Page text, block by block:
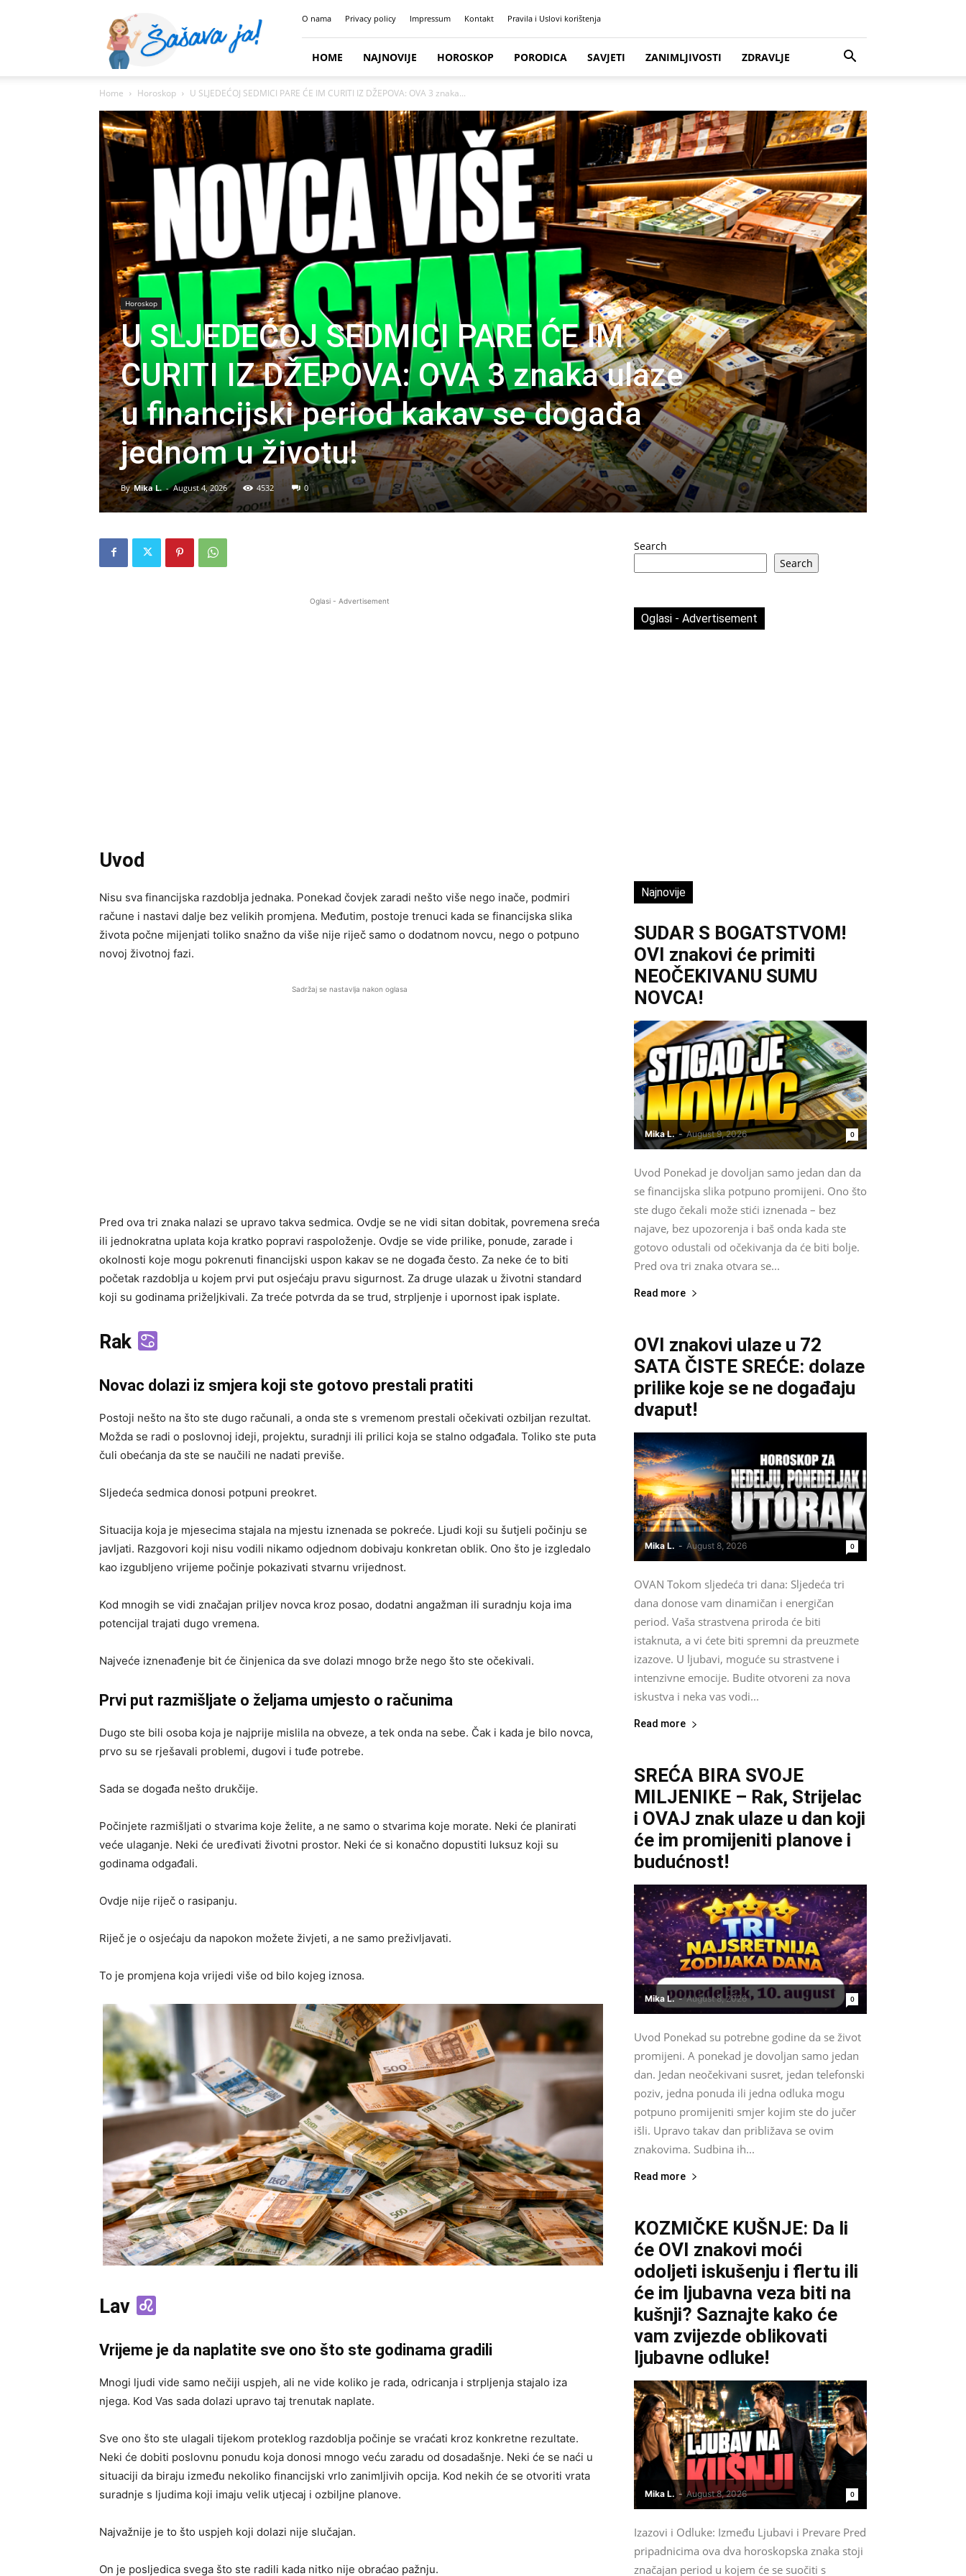
Ja
O nama Privacy policy Impressum Kontakt Pravila i Uslovi korištenja
HOME NAJNOVIJE HOROSKOP PORODICA SAVJETI ZANIMLJIVOSTI ZDRAVLJE
Home Horoskop U SLJEDEĆOJ SEDMICI PARE ĆE IM CURITI IZ DŽEPOVA: OVA 3 znaka...
Horoskop
U SLJEDEĆOJ SEDMICI PARE ĆE IM
CURITI IZ DŽEPOVA: OVA 3 znaka ulaze
u financijski period kakav se događa
jednom u životu!
By Mika L. - August 4, 2026 4532 0
Oglasi - Advertisement
Uvod
Nisu sva financijska razdoblja jednaka. Ponekad čovjek zaradi nešto više nego inače, podmiri
račune i nastavi dalje bez velikih promjena. Međutim, postoje trenuci kada se financijska slika
života počne mijenjati toliko snažno da više nije riječ samo o dodatnom novcu, nego o potpuno
novoj životnoj fazi.
Sadržaj se nastavlja nakon oglasa
Pred ova tri znaka nalazi se upravo takva sedmica. Ovdje se ne vidi sitan dobitak, povremena sreća
ili jednokratna uplata koja kratko popravi raspoloženje. Ovdje se vide prilike, ponude, zarade i
okolnosti koje mogu pokrenuti financijski uspon kakav se ne događa često. Za neke će to biti
početak razdoblja u kojem prvi put osjećaju pravu sigurnost. Za druge ulazak u životni standard
koji su godinama priželjkivali. Za treće potvrda da se trud, strpljenje i upornost ipak isplate.
Rak
Novac dolazi iz smjera koji ste gotovo prestali pratiti
Postoji nešto na što ste dugo računali, a onda ste s vremenom prestali očekivati ozbiljan rezultat.
Možda se radi o poslovnoj ideji, projektu, suradnji ili prilici koja se stalno odgađala. Toliko ste puta
čuli obećanja da ste se naučili ne nadati previše.
Sljedeća sedmica donosi potpuni preokret.
Situacija koja je mjesecima stajala na mjestu iznenada se pokreće. Ljudi koji su šutjeli počinju se
javljati. Razgovori koji nisu vodili nikamo odjednom dobivaju konkretan oblik. Ono što je izgledalo
kao izgubljeno vrijeme počinje pokazivati stvarnu vrijednost.
Kod mnogih se vidi značajan priljev novca kroz posao, dodatni angažman ili suradnju koja ima
potencijal trajati dugo vremena.
Najveće iznenađenje bit će činjenica da sve dolazi mnogo brže nego što ste očekivali.
Prvi put razmišljate o željama umjesto o računima
Dugo ste bili osoba koja je najprije mislila na obveze, a tek onda na sebe. Čak i kada je bilo novca,
prvo su se rješavali problemi, dugovi i tuđe potrebe.
Sada se događa nešto drukčije.
Počinjete razmišljati o stvarima koje želite, a ne samo o stvarima koje morate. Neki će planirati
veće ulaganje. Neki će uređivati životni prostor. Neki će si konačno dopustiti luksuz koji su
godinama odgađali.
Ovdje nije riječ o rasipanju.
Riječ je o osjećaju da napokon možete živjeti, a ne samo preživljavati.
To je promjena koja vrijedi više od bilo kojeg iznosa.
Lav
Vrijeme je da naplatite sve ono što ste godinama gradili
Mnogi ljudi vide samo nečiji uspjeh, ali ne vide koliko je rada, odricanja i strpljenja stajalo iza
njega. Kod Vas sada dolazi upravo taj trenutak naplate.
Sve ono što ste ulagali tijekom proteklog razdoblja počinje se vraćati kroz konkretne rezultate.
Neki će dobiti poslovnu ponudu koja donosi mnogo veću zaradu od dosadašnje. Neki će se naći u
situaciji da biraju između nekoliko financijski vrlo zanimljivih opcija. Kod nekih će se otvoriti vrata
suradnje s ljudima koji imaju velik utjecaj i ozbiljne planove.
Najvažnije je to što uspjeh koji dolazi nije slučajan.
On je posljedica svega što ste radili kada nitko nije obraćao pažnju.
Search
Search
Oglasi - Advertisement
Najnovije
SUDAR S BOGATSTVOM!
OVI znakovi će primiti
NEOČEKIVANU SUMU
NOVCA!
Mika L. - August 9, 2026 0
Uvod Ponekad je dovoljan samo jedan dan da
se financijska slika potpuno promijeni. Ono što
ste dugo čekali može stići iznenada – bez
najave, bez upozorenja i baš onda kada ste
gotovo odustali od očekivanja da će biti bolje.
Pred ova tri znaka otvara se...
Read more
OVI znakovi ulaze u 72
SATA ČISTE SREĆE: dolaze
prilike koje se ne događaju
dvaput!
Mika L. - August 8, 2026 0
OVAN Tokom sljedeća tri dana: Sljedeća tri
dana donose vam dinamičan i energičan
period. Vaša strastvena priroda će biti
istaknuta, a vi ćete biti spremni da preuzmete
izazove. U ljubavi, moguće su strastvene i
intenzivne emocije. Budite otvoreni za nova
iskustva i neka vas vodi...
Read more
SREĆA BIRA SVOJE
MILJENIKE – Rak, Strijelac
i OVAJ znak ulaze u dan koji
će im promijeniti planove i
budućnost!
Mika L. - August 8, 2026 0
Uvod Ponekad su potrebne godine da se život
promijeni. A ponekad je dovoljan samo jedan
dan. Jedan neočekivani susret, jedan telefonski
poziv, jedna ponuda ili jedna odluka mogu
potpuno promijeniti smjer kojim ste do jučer
išli. Upravo takav dan približava se ovim
znakovima. Sudbina ih...
Read more
KOZMIČKE KUŠNJE: Da li
će OVI znakovi moći
odoljeti iskušenju i flertu ili
će im ljubavna veza biti na
kušnji? Saznajte kako će
vam zvijezde oblikovati
ljubavne odluke!
Mika L. - August 8, 2026 0
Izazovi i Odluke: Između Ljubavi i Prevare Pred
pripadnicima ova dva horoskopska znaka stoji
značajan period u kojem će se suočiti s